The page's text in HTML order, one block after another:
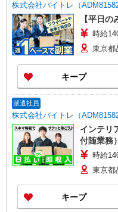
株式会社バイトレ（
【平日
時給
東京都
キープ
派遣社員
株式会社バイトレ（
インテリ
付随業務）
時給
東京都
キープ